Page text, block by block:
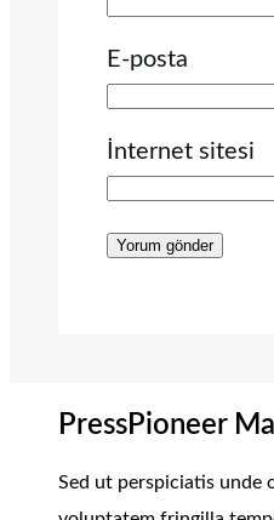
E-posta
İnternet sitesi
PressPioneer
Sed ut perspiciatis unde